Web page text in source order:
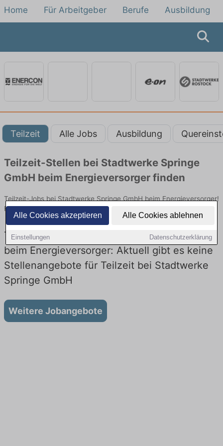
Alle Cookies akzeptieren Alle Cookies ablehnen
Einstellungen Datenschutzerklärung
Home Für Arbeitgeber Berufe Ausbildung
Teilzeit Alle Jobs Ausbildung
Teilzeit-Stellen bei Stadtwerke Springe
GmbH beim Energieversorger finden
Teilzeit-Jobs bei Stadtwerke Springe GmbH beim Energieversorger!
Flexible Stellen in Technik. Jetzt bewerben!
Teilzeit-Jobs bei Stadtwerke Springe GmbH
beim Energieversorger: Aktuell gibt es keine
Stellenangebote für Teilzeit bei Stadtwerke
Springe GmbH
Weitere Jobangebote